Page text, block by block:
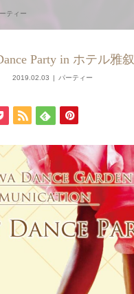
ティー
Party in ホテル雅
2019.02.03 パーティー